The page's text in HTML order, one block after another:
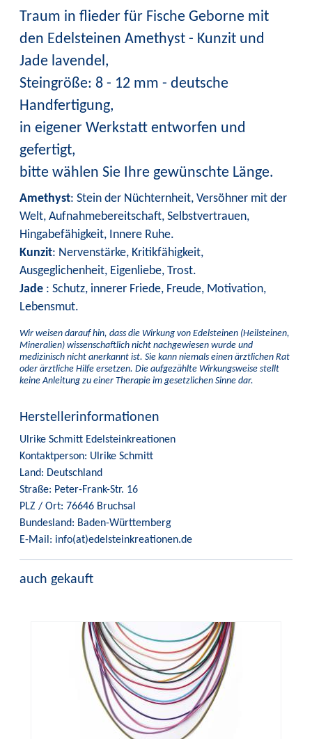
Traum in flieder für Fische Geborne mit
den Edelsteinen Amethyst - Kunzit und
Jade lavendel,
Steingröße: 8 - 12 mm - deutsche
Handfertigung,
in eigener Werkstatt entworfen und
gefertigt,
bitte wählen Sie Ihre gewünschte Länge.
Amethyst: Stein der Nüchternheit, Versöhner mit der
Welt, Aufnahmebereitschaft, Selbstvertrauen,
Hingabefähigkeit, Innere Ruhe.
Kunzit: Nervenstärke, Kritikfähigkeit,
Ausgeglichenheit, Eigenliebe, Trost.
Jade : Schutz, innerer Friede, Freude, Motivation,
Lebensmut.
Wir weisen darauf hin, dass die Wirkung von Edelsteinen (Heilsteinen,
Mineralien) wissenschaftlich nicht nachgewiesen wurde und
medizinisch nicht anerkannt ist. Sie kann niemals einen ärztlichen Rat
oder ärztliche Hilfe ersetzen. Die aufgezählte Wirkungsweise stellt
keine Anleitung zu einer Therapie im gesetzlichen Sinne dar.
Herstellerinformationen
Ulrike Schmitt Edelsteinkreationen
Kontaktperson: Ulrike Schmitt
Land: Deutschland
Straße: Peter-Frank-Str. 16
PLZ / Ort: 76646 Bruchsal
Bundesland: Baden-Württemberg
E-Mail: info(at)edelsteinkreationen.de
auch gekauft